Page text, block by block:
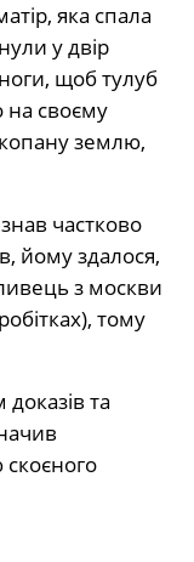
яка спала
у двір
щоб тулуб
на своєму
землю,
частково
йому здалося,
з москви
тому
та
скоєного